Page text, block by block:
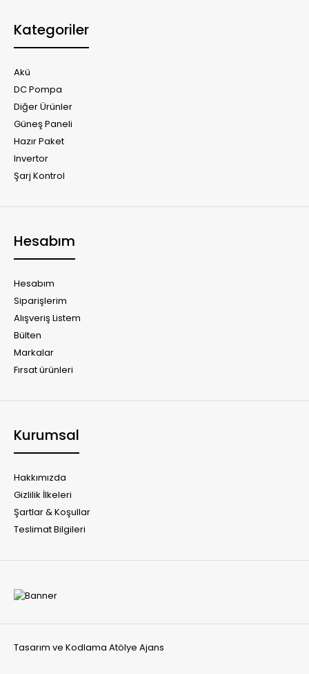
Kategoriler
Akü
DC Pompa
Diğer Ürünler
Güneş Paneli
Hazır Paket
Invertor
Şarj Kontrol
Hesabım
Hesabım
Siparişlerim
Alışveriş Listem
Bülten
Markalar
Fırsat ürünleri
Kurumsal
Hakkımızda
Gizlilik İlkeleri
Şartlar & Koşullar
Teslimat Bilgileri
Tasarım ve Kodlama Atölye Ajans